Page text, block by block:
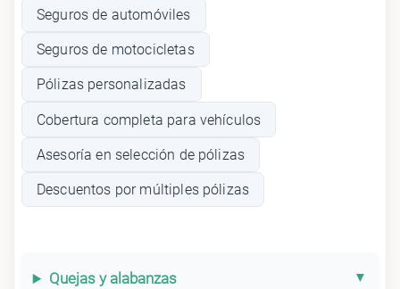
Seguros de automóviles
Seguros de motocicletas
Pólizas personalizadas
Cobertura completa para vehículos
Asesoría en selección de pólizas
Descuentos por múltiples pólizas
Quejas y alabanzas